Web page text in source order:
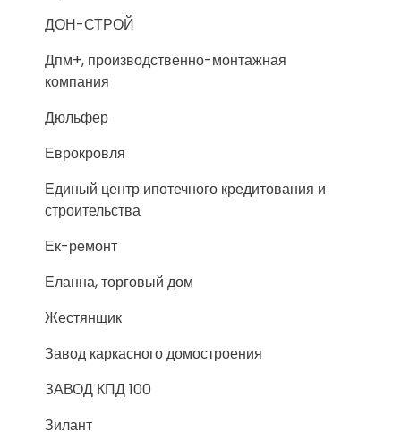
ДОН-СТРОЙ
Дпм+, производственно-монтажная
компания
Дюльфер
Еврокровля
Единый центр ипотечного кредитования и
строительства
Ек-ремонт
Еланна, торговый дом
Жестянщик
Завод каркасного домостроения
ЗАВОД КПД 100
Зилант